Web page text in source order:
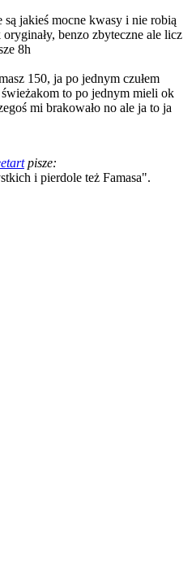
jakieś mocne kwasy i nie robią
benzo zbyteczne ale licz
8h
150, ja po jednym czułem
to po jednym mieli ok
mi brakowało no ale ja to ja
pisze:
i pierdole też Famasa".